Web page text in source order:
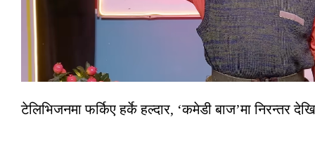
टेलिभिजनमा फर्किए हर्के हल्दार, ‘कमेडी बाज’मा निरन्तर